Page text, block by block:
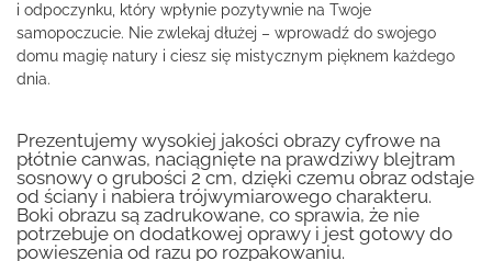
i odpoczynku, który wpłynie pozytywnie na Twoje
samopoczucie. Nie zwlekaj dłużej – wprowadź do swojego
domu magię natury i ciesz się mistycznym pięknem każdego
dnia.
Prezentujemy wysokiej jakości obrazy cyfrowe na
płótnie canwas, naciągnięte na prawdziwy blejtram
sosnowy o grubości 2 cm, dzięki czemu obraz odstaje
od ściany i nabiera trójwymiarowego charakteru.
Boki obrazu są zadrukowane, co sprawia, że nie
potrzebuje on dodatkowej oprawy i jest gotowy do
powieszenia od razu po rozpakowaniu.